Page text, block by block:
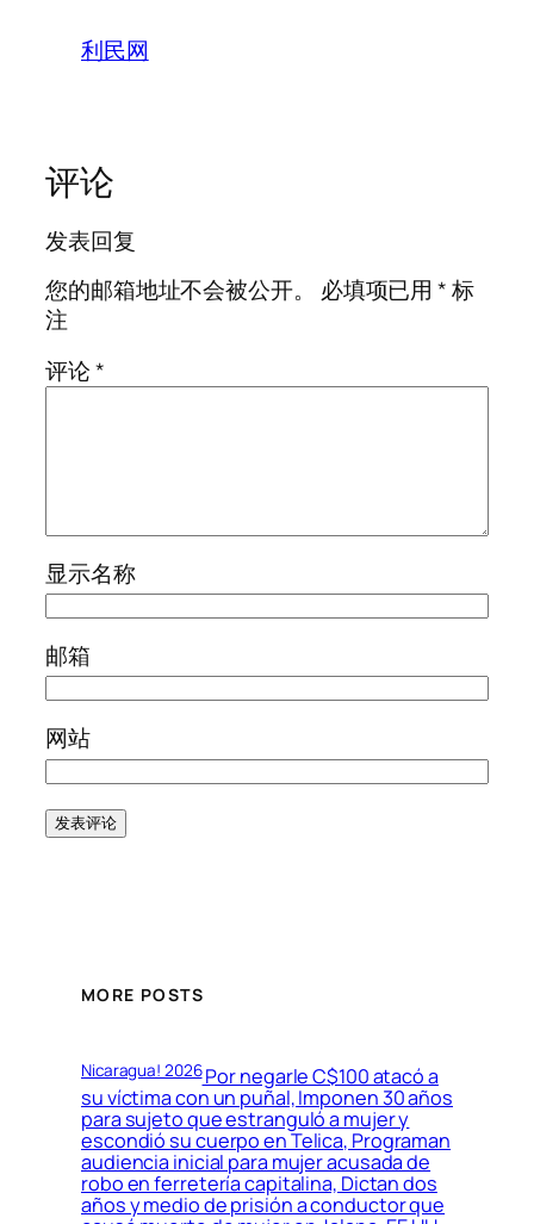
利民网
评论
发表回复
您的邮箱地址不会被公开。
必填项已用*标
注
评论*
显示名称
邮箱
网站
MORE POSTS
Nicaragua! 2026Por negarle C$100 atacó a
su víctima con un puñal, Imponen 30 años
para sujeto que estranguló a mujer y
escondió su cuerpo en Telica, Programan
audiencia inicial para mujer acusada de
robo en ferretería capitalina, Dictan dos
años y medio de prisión a conductor que